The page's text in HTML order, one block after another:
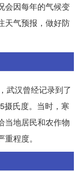
会因每年的气候变
天气预报，做好防
武汉曾经记录到了
摄氏度。当时，寒
当地居民和农作物
程度。